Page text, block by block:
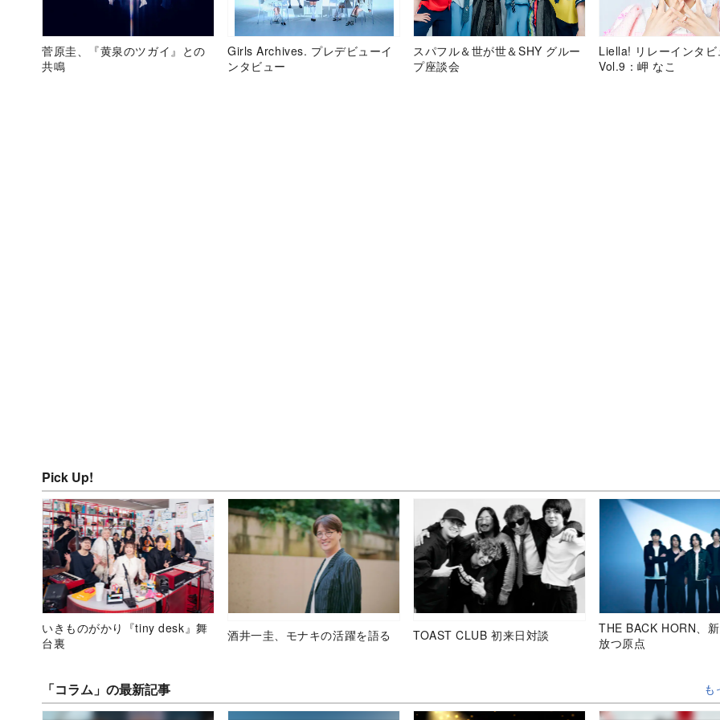
菅原圭、『黄泉のツガイ』との
共鳴
Girls Archives. プレデビューイ
ンタビュー
スパフル＆世が世＆SHY グルー
プ座談会
Liella! リレーインタビ
Vol.9：岬 なこ
Pick Up!
いきものがかり『tiny desk』舞
台裏
酒井一圭、モナキの活躍を語る TOAST CLUB 初来日対談
THE BACK HORN、
放つ原点
「コラム」の最新記事 も